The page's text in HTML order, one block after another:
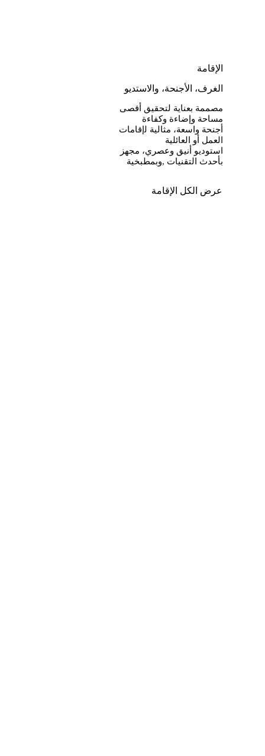
الإقامة
الغرف، الأجنحة، والاستديو
ﻣﺼﻤﻤﺔ ﺑﻌﻨﺎﻳﺔ ﻟﺘﺤﻘﻴﻖ أﻗﺼﻰ
ﻣﺴﺎﺣﺔ وإﺿﺎءة وﻛﻔﺎءة
أﺟﻨﺤﺔ واﺳﻌﺔ، ﻣﺜﺎﻟﻴﺔ ﻟإقامات
العمل أو اﻟﻌﺎﺋﻠﻴﺔ
استوديو أنيق وعصري، مجهز
بأحدث التقنيات ,وبمطبخية
عرض الكل الإقامة